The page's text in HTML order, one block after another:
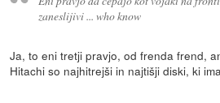
zaneslijivi ... who know
Ja, to eni tretji pravjo, od frenda frend,
Hitachi so najhitrejši in najtišji diski, ki